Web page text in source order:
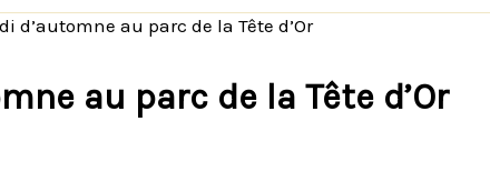
d’automne au parc de la Tête d’Or
au parc de la Tête d’Or